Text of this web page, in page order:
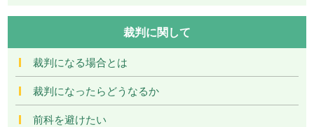
裁判に関して
裁判になる場合とは
裁判になったらどうなるか
前科を避けたい